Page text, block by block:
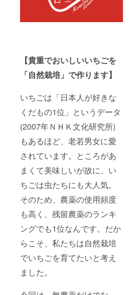
【貴重でおいしいいちごを
「自然栽培」で作ります】
いちごは「日本人が好きな
くだもの1位」というデータ
(2007年ＮＨＫ文化研究所)
もあるほど、老若男女に愛
されています。ところがあ
まくて美味しいが故に、い
ちごは虫たちにも大人気。
そのため、農薬の使用頻度
も高く、残留農薬のランキ
ングでも1位なんです。だか
らこそ、私たちは自然栽培
でいちごを育てたいと考え
ました。